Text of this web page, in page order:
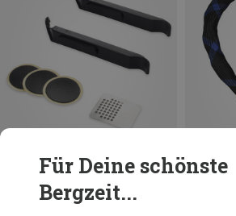
Für Deine schönste
Bergzeit...